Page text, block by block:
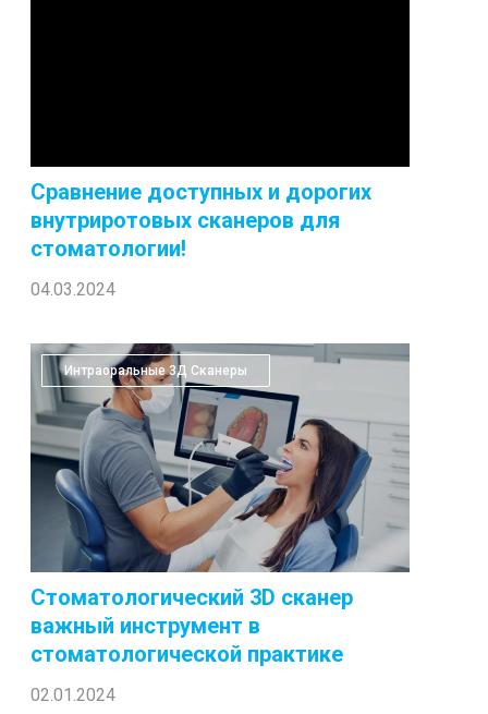
Сравнение доступных и дорогих
внутриротовых сканеров для
стоматологии!
04.03.2024
Интраоральные 3Д Сканеры
Стоматологический 3D сканер
важный инструмент в
стоматологической практике
02.01.2024